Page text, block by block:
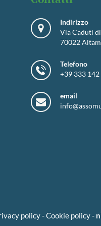
Indirizzo
Via Caduti
70022
Telefono
+39 333 142
email
policy-Cookie policy-